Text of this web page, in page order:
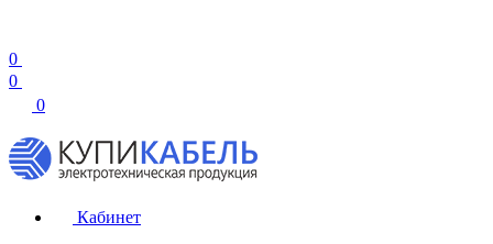
0
0
0
Кабинет